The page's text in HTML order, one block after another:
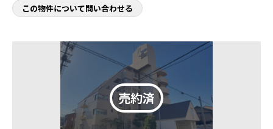
この物件について問い合わせる